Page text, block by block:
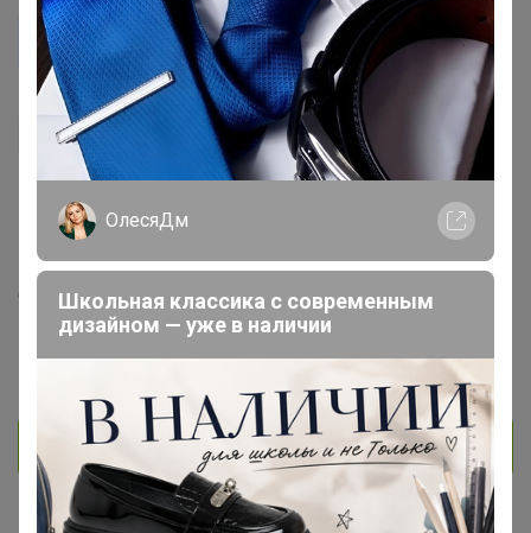
Musypusy
Великий магистр
1.8K 14 1 161 10
На сайте 19 часов назад
Красноярск
Личное сообщение
ОлесяДм
Школьная классика с современным
дизайном — уже в наличии